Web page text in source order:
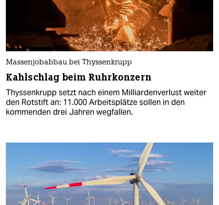
Massenjobabbau bei Thyssenkrupp
Kahlschlag beim Ruhrkonzern
Thyssenkrupp setzt nach einem Milliardenverlust weiter
den Rotstift an: 11.000 Arbeitsplätze sollen in den
kommenden drei Jahren wegfallen.